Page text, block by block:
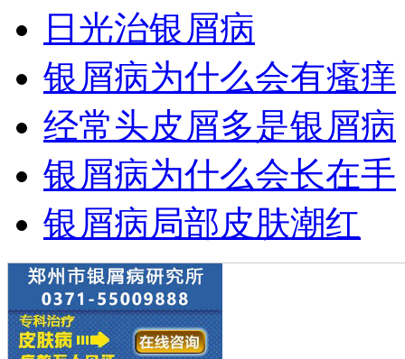
日光治银屑病
银屑病为什么会有瘙痒
经常头皮屑多是银屑病
银屑病为什么会长在手
银屑病局部皮肤潮红